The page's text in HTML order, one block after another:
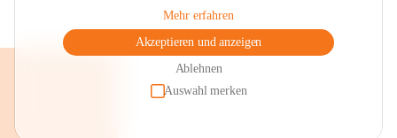
Mehr erfahren
Akzeptieren und anzeigen
Ablehnen
Auswahl merken